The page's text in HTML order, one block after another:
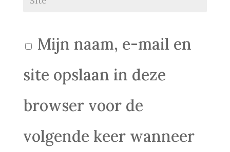
Mijn naam, e-mail en
site opslaan in deze
browser voor de
volgende keer wanneer